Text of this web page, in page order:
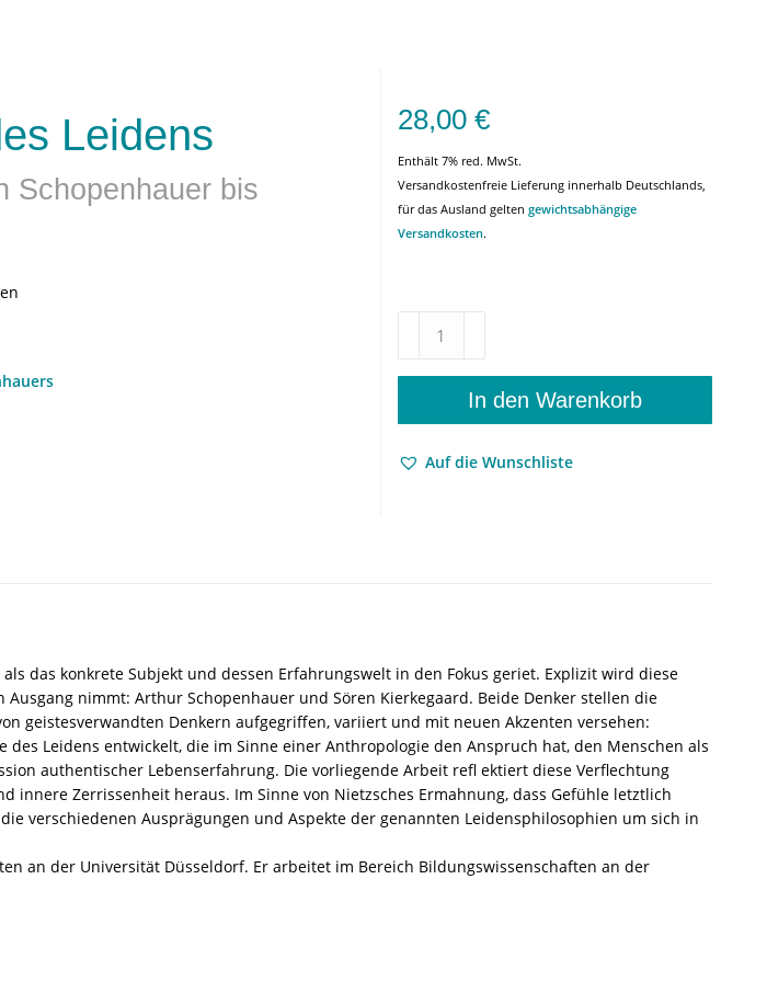
Leidens
Schopenhauer bis
28,00 €
Enthält 7% red. MwSt.
Versandkostenfreie Lieferung innerhalb Deutschlands,
für das Ausland gelten gewichtsabhängige
Versandkosten.
Leidensphilosophie
Schopenhauer
/
978-
3-
8260-
5219-
4
/
3-
In den Warenkorb
Auf die Wunschliste
das konkrete Subjekt und dessen Erfahrungswelt in den Fokus geriet. Explizit wird diese
nimmt: Arthur Schopenhauer und Sören Kierkegaard. Beide Denker stellen die
geistesverwandten Denkern aufgegriffen, variiert und mit neuen Akzenten versehen:
Leidens entwickelt, die im Sinne einer Anthropologie den Anspruch hat, den Menschen als
authentischer Lebenserfahrung. Die vorliegende Arbeit refl ektiert diese Verflechtung
Zerrissenheit heraus. Im Sinne von Nietzsches Ermahnung, dass Gefühle letztlich
verschiedenen Ausprägungen und Aspekte der genannten Leidensphilosophien um sich in
an der Universität Düsseldorf. Er arbeitet im Bereich Bildungswissenschaften an der